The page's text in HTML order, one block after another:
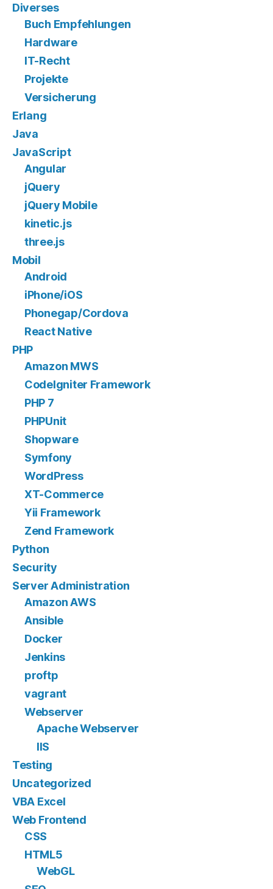
Diverses
Buch Empfehlungen
Hardware
IT-Recht
Projekte
Versicherung
Erlang
Java
JavaScript
Angular
jQuery
jQuery Mobile
kinetic.js
three.js
Mobil
Android
iPhone/iOS
Phonegap/Cordova
React Native
PHP
Amazon MWS
CodeIgniter Framework
PHP 7
PHPUnit
Shopware
Symfony
WordPress
XT-Commerce
Yii Framework
Zend Framework
Python
Security
Server Administration
Amazon AWS
Ansible
Docker
Jenkins
proftp
vagrant
Webserver
Apache Webserver
IIS
Testing
Uncategorized
VBA Excel
Web Frontend
CSS
HTML5
WebGL